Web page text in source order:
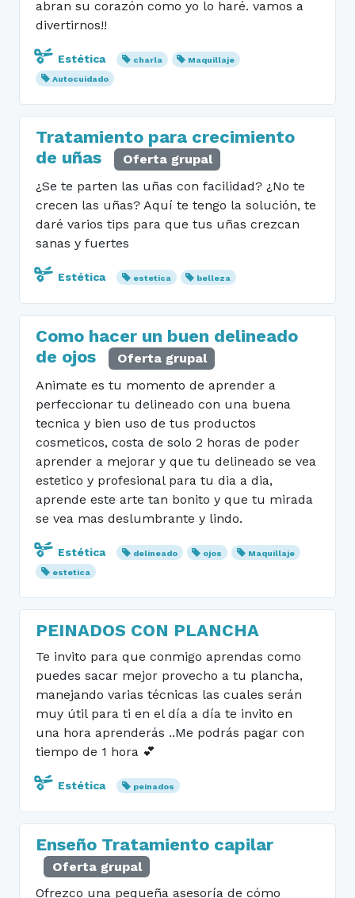
abran su corazón como yo lo haré. vamos a
divertirnos!!
Estética charla
Maquillaje
Autocuidado
Tratamiento para crecimiento
de uñas
Oferta grupal
¿Se te parten las uñas con facilidad? ¿No te
crecen las uñas? Aquí te tengo la solución, te
daré varios tips para que tus uñas crezcan
sanas y fuertes
Estética estetica belleza
Como hacer un buen delineado
de ojos
Oferta grupal
Animate es tu momento de aprender a
perfeccionar tu delineado con una buena
tecnica y bien uso de tus productos
cosmeticos, costa de solo 2 horas de poder
aprender a mejorar y que tu delineado se vea
estetico y profesional para tu dia a dia,
aprende este arte tan bonito y que tu mirada
se vea mas deslumbrante y lindo.
Estética delineado ojos
Maquillaje
estetica
PEINADOS CON PLANCHA
Te invito para que conmigo aprendas como
puedes sacar mejor provecho a tu plancha,
manejando varias técnicas las cuales serán
muy útil para ti en el día a día te invito en
una hora aprenderás ..Me podrás pagar con
tiempo de 1 hora 💕
Estética peinados
Enseño Tratamiento capilar
Oferta grupal
Ofrezco una pequeña asesoría de cómo